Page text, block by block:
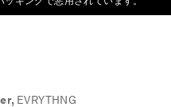
, EVRYTHNG